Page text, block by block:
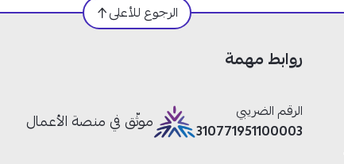
الرجوع للأعلى
روابط مهمة
الرقم الضريبي
310771951100003
موثّق في منصة الأعمال